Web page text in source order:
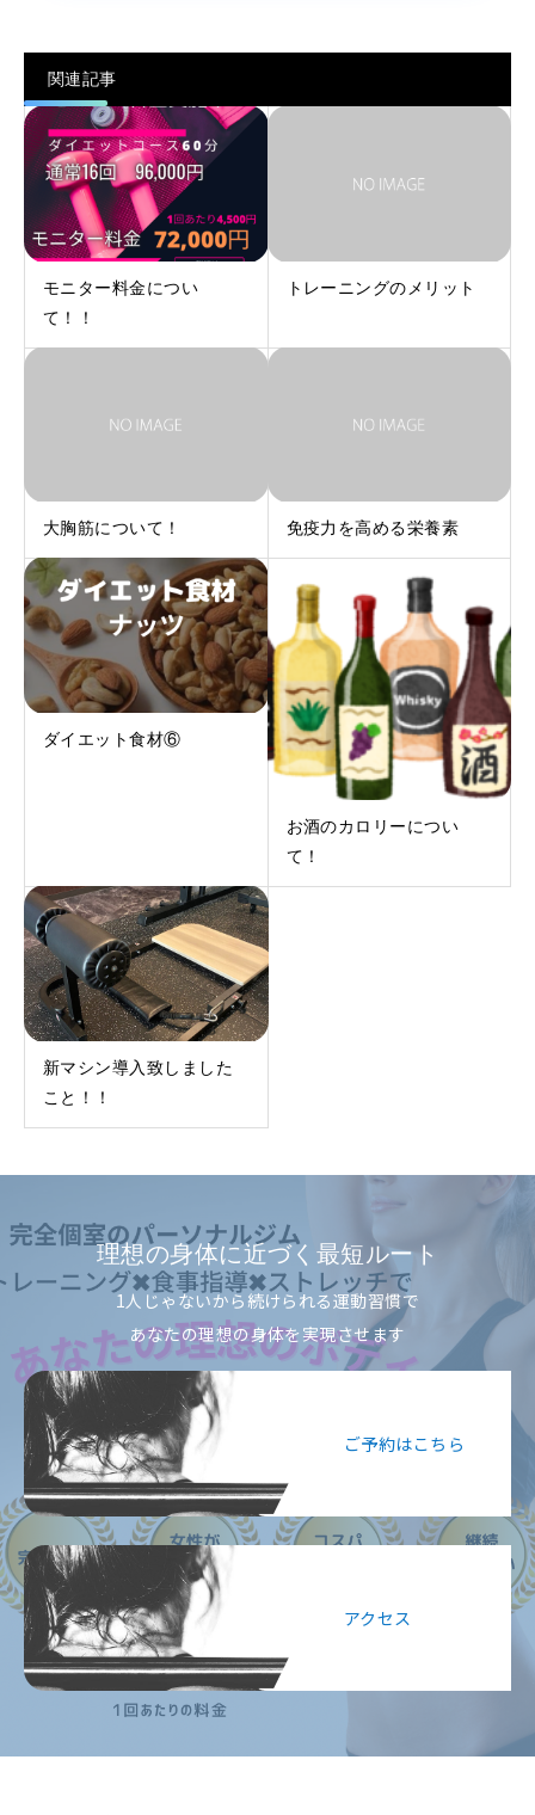
関連記事
モニター料金につい
て！！
トレーニングのメリット
大胸筋について！ 免疫力を高める栄養素
ダイエット食材⑥
お酒のカロリーについ
て！
新マシン導入致しました
こと！！
理想の身体に近づく最短ルート
1人じゃないから続けられる運動習慣で
あなたの理想の身体を実現させます
ご予約はこちら
アクセス